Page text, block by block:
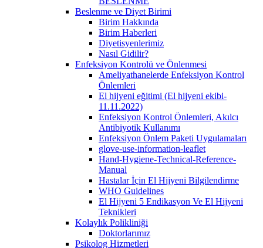
Beslenme ve Diyet Birimi
Birim Hakkında
Birim Haberleri
Diyetisyenlerimiz
Nasıl Gidilir?
Enfeksiyon Kontrolü ve Önlenmesi
Ameliyathanelerde Enfeksiyon Kontrol
Önlemleri
El hijyeni eğitimi (El hijyeni ekibi-
11.11.2022)
Enfeksiyon Kontrol Önlemleri, Akılcı
Antibiyotik Kullanımı
Enfeksiyon Önlem Paketi Uygulamaları
glove-use-information-leaflet
Hand-Hygiene-Technical-Reference-
Manual
Hastalar İçin El Hijyeni Bilgilendirme
WHO Guidelines
El Hijyeni 5 Endikasyon Ve El Hijyeni
Teknikleri
Kolaylık Polikliniği
Doktorlarımız
Psikolog Hizmetleri